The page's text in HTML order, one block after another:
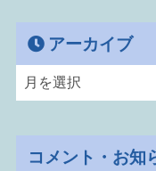
アーカイブ
コメント・お知